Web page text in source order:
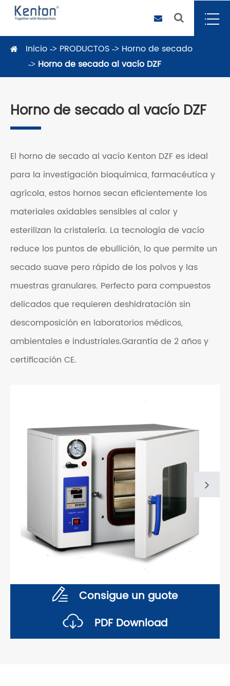
Inicio PRODUCTOS
Horno de secado
Horno de secado al vacío DZF
Horno de secado al vacío DZF
El horno de secado al vacío Kenton DZF es ideal
para la investigación bioquímica, farmacéutica y
agrícola, estos hornos secan eficientemente los
materiales oxidables sensibles al calor y
esterilizan la cristalería. La tecnología de vacío
reduce los puntos de ebullición, lo que permite un
secado suave pero rápido de los polvos y las
muestras granulares. Perfecto para compuestos
delicados que requieren deshidratación sin
descomposición en laboratorios médicos,
ambientales e industriales.Garantía de 2 años y
certificación CE.
Consigue un guote
PDF Download